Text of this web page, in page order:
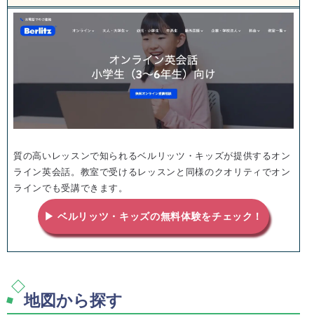
質の高いレッスンで知られるベルリッツ・キッズが提供するオン
ライン英会話。教室で受けるレッスンと同様のクオリティでオン
ラインでも受講できます。
▶ ベルリッツ・キッズの無料体験をチェック！
地図から探す